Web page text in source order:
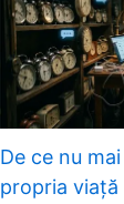
De ce nu
propria viață